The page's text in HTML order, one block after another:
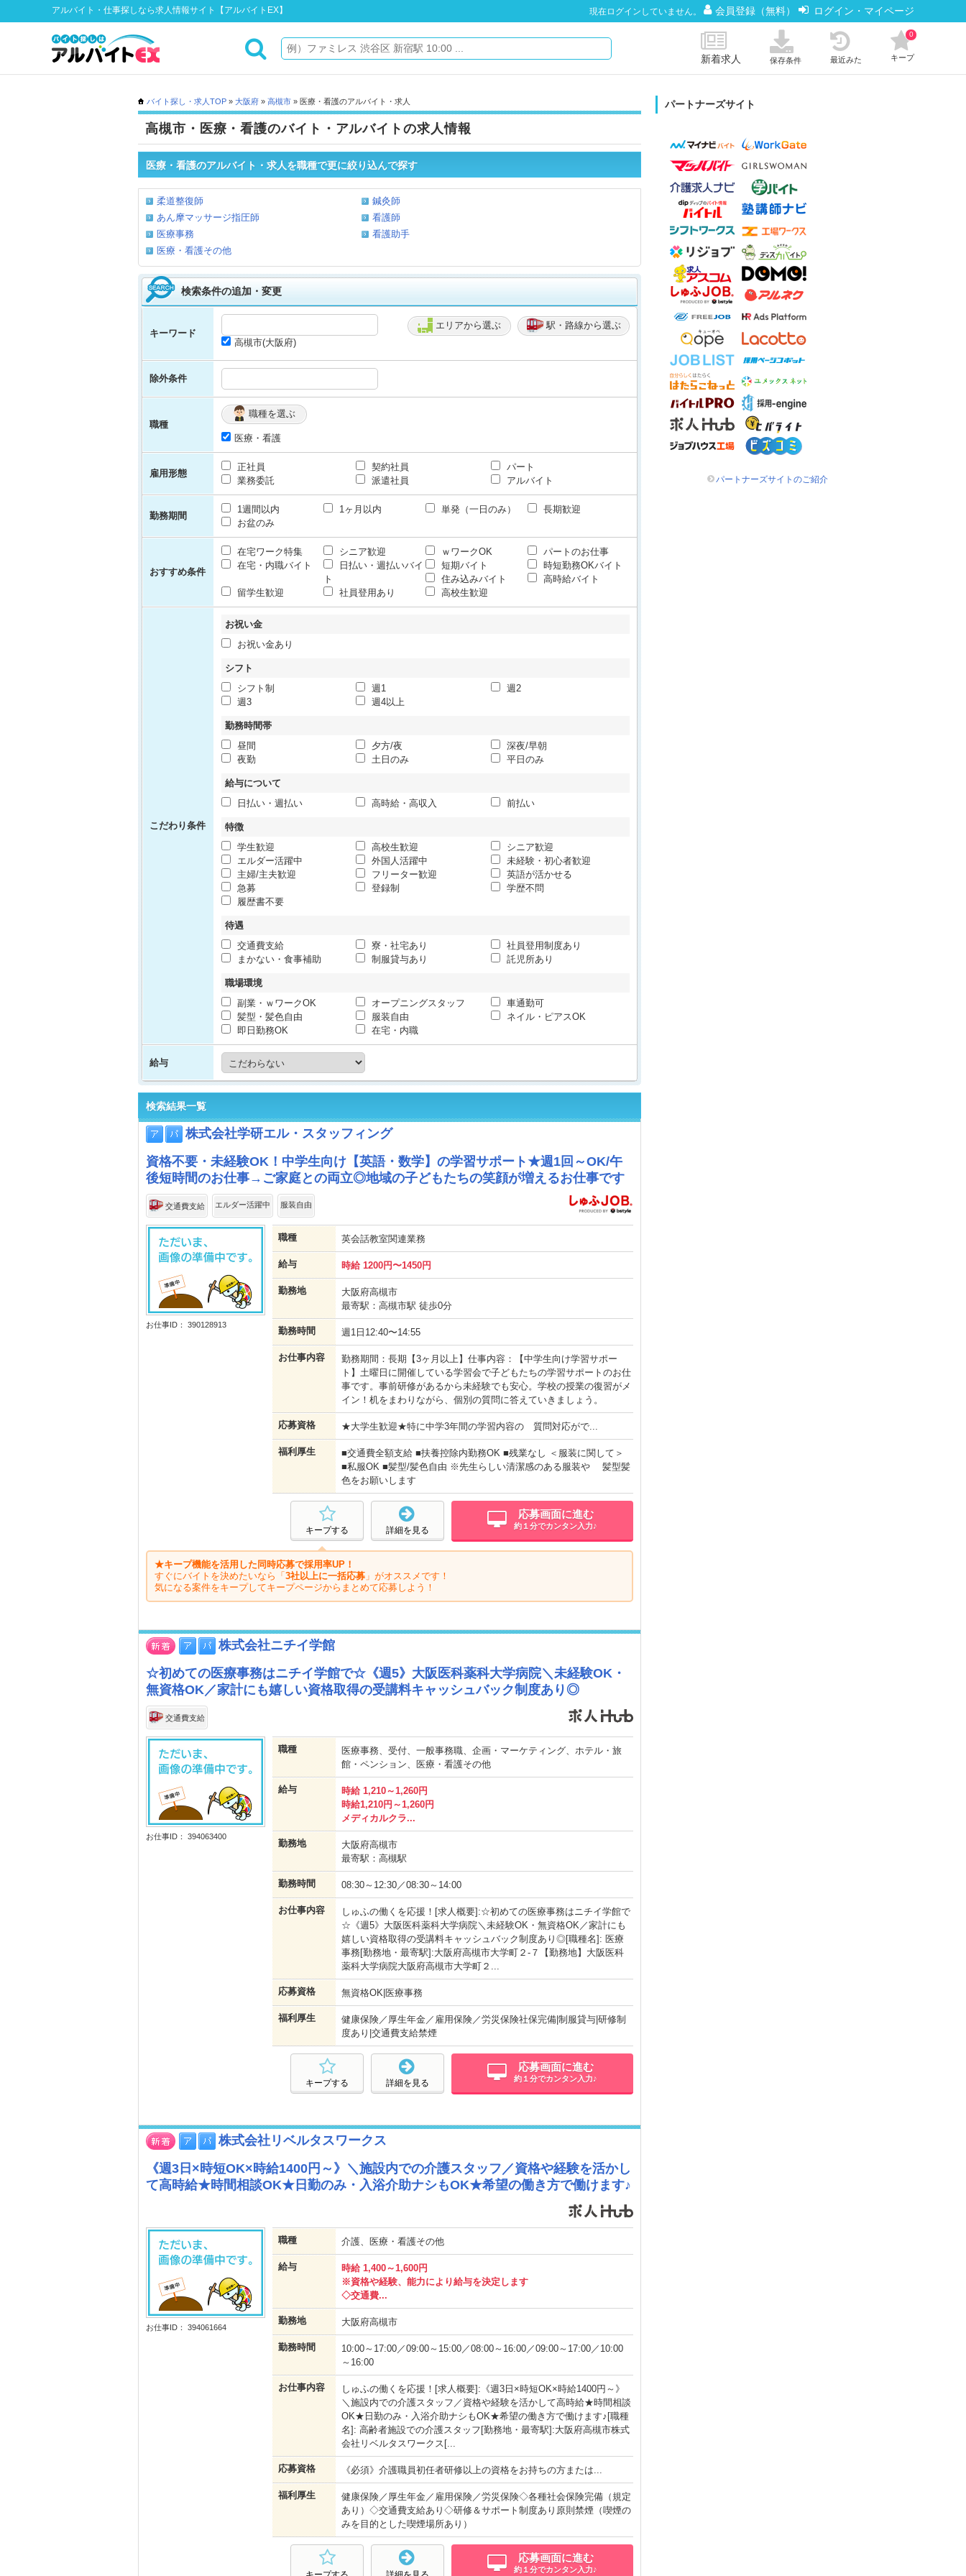
アルバイト・仕事探しなら求人情報サイト【アルバイトEX】 現在ログインしていません。 会員登録（無料） ログイン・マイページ
新着求人 保存条件 最近みた キープ
0
バイト探し・求人TOP » 大阪府 » 高槻市 » 医療・看護のアルバイト・求人
高槻市・医療・看護のバイト・アルバイトの求人情報
医療・看護のアルバイト・求人を職種で更に絞り込んで探す
柔道整復師
鍼灸師
あん摩マッサージ指圧師
看護師
医療事務
看護助手
医療・看護その他
検索条件の追加・変更
キーワード
エリアから選ぶ
駅・路線から選ぶ
高槻市(大阪府)
除外条件
職種
職種を選ぶ
医療・看護
雇用形態
正社員 契約社員
パート
業務委託
派遣社員 アルバイト
勤務期間
1週間以内 1ヶ月以内 単発（一日のみ）
長期歓迎
お盆のみ
おすすめ条件
在宅ワーク特集 シニア歓迎 ｗワークOK
パートのお仕事
在宅・内職バイト
日払い・週払いバイ
ト
短期バイト
時短勤務OKバイト
住み込みバイト
高時給バイト
留学生歓迎
社員登用あり 高校生歓迎
こだわり条件
お祝い金
お祝い金あり
シフト
シフト制
週1
週2
週3
週4以上
勤務時間帯
昼間
夕方/夜
深夜/早朝
夜勤
土日のみ 平日のみ
給与について
日払い・週払い
高時給・高収入 前払い
特徴
学生歓迎
高校生歓迎
シニア歓迎
エルダー活躍中
外国人活躍中
未経験・初心者歓迎
主婦/主夫歓迎
フリーター歓迎
英語が活かせる
急募
登録制
学歴不問
履歴書不要
待遇
交通費支給
寮・社宅あり
社員登用制度あり
まかない・食事補助
制服貸与あり 託児所あり
職場環境
副業・ｗワークOK
オープニングスタッフ
車通勤可
髪型・髪色自由
服装自由
ネイル・ピアスOK
即日勤務OK
在宅・内職
給与
検索結果一覧
株式会社学研エル・スタッフィング
資格不要・未経験OK！中学生向け【英語・数学】の学習サポート★週1回～OK/午
後短時間のお仕事→ご家庭との両立◎地域の子どもたちの笑顔が増えるお仕事です
交通費支給 エルダー活躍中 服装自由
お仕事ID： 390128913
職種 英会話教室関連業務
給与 時給 1200円〜1450円
勤務地
大阪府高槻市
最寄駅：高槻市駅 徒歩0分
勤務時間 週1日12:40〜14:55
お仕事内容
勤務期間：長期【3ヶ月以上】仕事内容：【中学生向け学習サポー
ト】土曜日に開催している学習会で子どもたちの学習サポートのお仕
事です。事前研修があるから未経験でも安心。学校の授業の復習がメ
イン！机をまわりながら、個別の質問に答えていきましょう。
応募資格 ★大学生歓迎★特に中学3年間の学習内容の 質問対応がで...
福利厚生
■交通費全額支給 ■扶養控除内勤務OK ■残業なし ＜服装に関して＞
■私服OK ■髪型/髪色自由 ※先生らしい清潔感のある服装や 髪型髪
色をお願いします
応募画面に進む
約１分でカンタン入力♪
詳細を見る
キープする
★キープ機能を活用した同時応募で採用率UP！
すぐにバイトを決めたいなら「 3社以上に一括応募 」がオススメです！
気になる案件をキープしてキープページからまとめて応募しよう！
株式会社ニチイ学館
☆初めての医療事務はニチイ学館で☆《週5》大阪医科薬科大学病院＼未経験OK・
無資格OK／家計にも嬉しい資格取得の受講料キャッシュバック制度あり◎
交通費支給
お仕事ID： 394063400
職種
医療事務、受付、一般事務職、企画・マーケティング、ホテル・旅
館・ペンション、医療・看護その他
給与
時給 1,210～1,260円
時給1,210円～1,260円
メディカルクラ...
勤務地
大阪府高槻市
最寄駅：高槻駅
勤務時間 08:30～12:30／08:30～14:00
お仕事内容
しゅふの働くを応援！[求人概要]:☆初めての医療事務はニチイ学館で
☆《週5》大阪医科薬科大学病院＼未経験OK・無資格OK／家計にも
嬉しい資格取得の受講料キャッシュバック制度あり◎[職種名]: 医療
事務[勤務地・最寄駅]:大阪府高槻市大学町２-７【勤務地】大阪医科
薬科大学病院大阪府高槻市大学町２...
応募資格 無資格OK|医療事務
福利厚生
健康保険／厚生年金／雇用保険／労災保険社保完備|制服貸与|研修制
度あり|交通費支給禁煙
応募画面に進む
約１分でカンタン入力♪
詳細を見る
キープする
株式会社リベルタスワークス
《週3日×時短OK×時給1400円～》＼施設内での介護スタッフ／資格や経験を活かし
て高時給★時間相談OK★日勤のみ・入浴介助ナシもOK★希望の働き方で働けます♪
お仕事ID： 394061664
職種 介護、医療・看護その他
給与
時給 1,400～1,600円
※資格や経験、能力により給与を決定します
◇交通費...
勤務地 大阪府高槻市
勤務時間
10:00～17:00／09:00～15:00／08:00～16:00／09:00～17:00／10:00
～16:00
お仕事内容
しゅふの働くを応援！[求人概要]:《週3日×時短OK×時給1400円～》
＼施設内での介護スタッフ／資格や経験を活かして高時給★時間相談
OK★日勤のみ・入浴介助ナシもOK★希望の働き方で働けます♪[職種
名]: 高齢者施設での介護スタッフ[勤務地・最寄駅]:大阪府高槻市株式
会社リベルタスワークス[...
応募資格 《必須》介護職員初任者研修以上の資格をお持ちの方または...
福利厚生
健康保険／厚生年金／雇用保険／労災保険◇各種社会保険完備（規定
あり）◇交通費支給あり◇研修＆サポート制度あり原則禁煙（喫煙の
みを目的とした喫煙場所あり）
応募画面に進む
約１分でカンタン入力♪
パートナーズサイト
パートナーズサイトのご紹介